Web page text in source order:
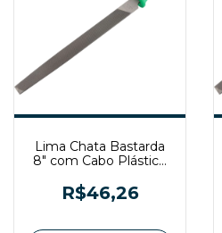
Lima Chata Bastarda
8" com Cabo Plástico
R$46,26